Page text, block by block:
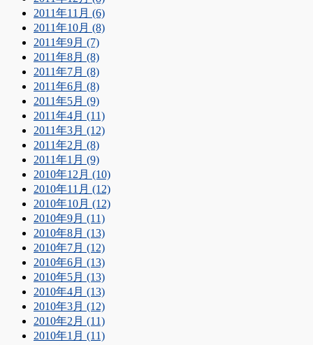
2011年11月 (6)
2011年10月 (8)
2011年9月 (7)
2011年8月 (8)
2011年7月 (8)
2011年6月 (8)
2011年5月 (9)
2011年4月 (11)
2011年3月 (12)
2011年2月 (8)
2011年1月 (9)
2010年12月 (10)
2010年11月 (12)
2010年10月 (12)
2010年9月 (11)
2010年8月 (13)
2010年7月 (12)
2010年6月 (13)
2010年5月 (13)
2010年4月 (13)
2010年3月 (12)
2010年2月 (11)
2010年1月 (11)